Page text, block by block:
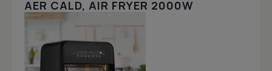
AER CALD, AIR FRYER 2000W